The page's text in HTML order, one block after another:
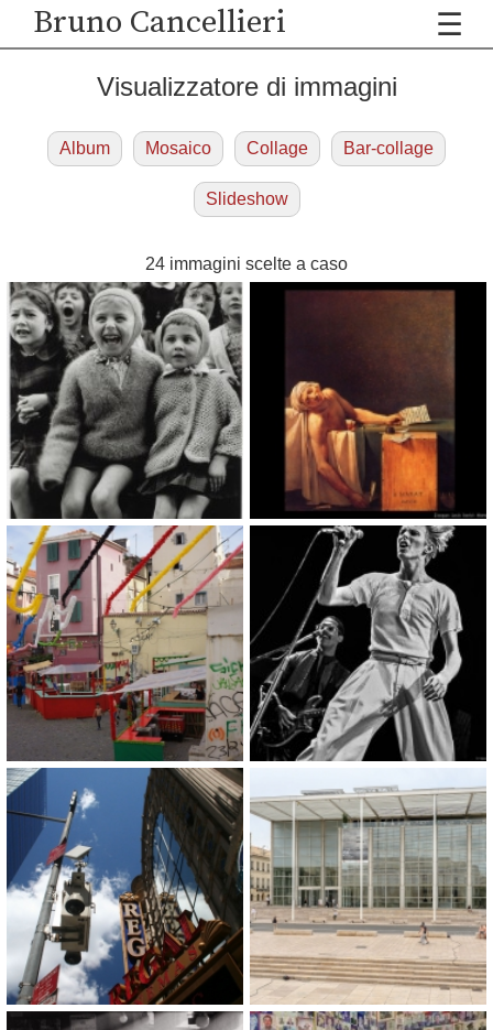
Bruno Cancellieri ☰
Visualizzatore di immagini
Album Mosaico Collage Bar-collage
Slideshow
24 immagini scelte a caso